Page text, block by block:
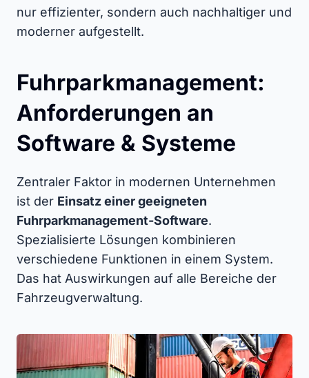
nur effizienter, sondern auch nachhaltiger und
moderner aufgestellt.
Fuhrparkmanagement:
Anforderungen an
Software & Systeme
Zentraler Faktor in modernen Unternehmen
ist der Einsatz einer geeigneten
Fuhrparkmanagement-Software.
Spezialisierte Lösungen kombinieren
verschiedene Funktionen in einem System.
Das hat Auswirkungen auf alle Bereiche der
Fahrzeugverwaltung.